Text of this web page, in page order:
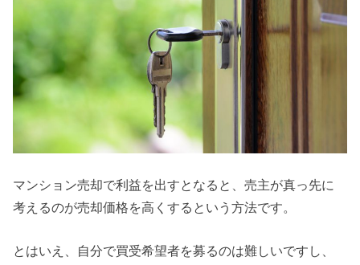
マンション売却で利益を出すとなると、売主が真っ先に
考えるのが売却価格を高くするという方法です。
とはいえ、自分で買受希望者を募るのは難しいですし、